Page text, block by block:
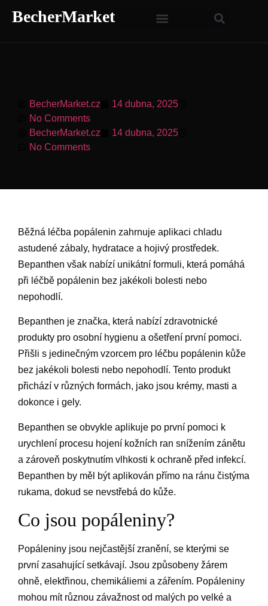
BecherMarket
BecherMarket.cz 14 dubna, 2025
No Comments
BecherMarket.cz
14 dubna, 2025
No Comments
Běžná léčba popálenin zahrnuje aplikaci chladu
astudené zábaly, hydratace a hojivý prostředek.
Bepanthen však nabízí unikátní formuli, která pomáhá
při léčbě popálenin bez jakékoli bolesti nebo
nepohodlí.
Bepanthen je značka, která nabízí zdravotnické
produkty pro osobní hygienu a ošetření první pomoci.
Přišli s jedinečným vzorcem pro léčbu popálenin kůže
bez jakékoli bolesti nebo nepohodlí. Tento produkt
přichází v různých formách, jako jsou krémy, masti a
dokonce i gely.
Bepanthen se obvykle aplikuje po první pomoci k
urychlení procesu hojení kožních ran snížením zánětu
a zároveň poskytnutím vlhkosti k ochraně před infekcí.
Bepanthen by měl být aplikován přímo na ránu čistýma
rukama, dokud se nevstřebá do kůže.
Co jsou popáleniny?
Popáleniny jsou nejčastější zranění, se kterými se
první zasahující setkávají. Jsou způsobeny žárem
ohně, elektřinou, chemikáliemi a zářením. Popáleniny
mohou mít různou závažnost od malých po velké a